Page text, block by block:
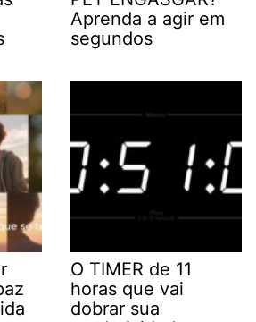
Aprenda a agir em
segundos
O TIMER de 11
horas que vai
dobrar sua